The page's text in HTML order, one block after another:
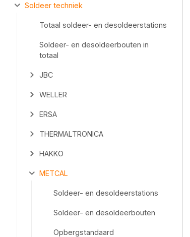
Soldeer techniek
Totaal soldeer- en desoldeerstations
Soldeer- en desoldeerbouten in
totaal
JBC
WELLER
ERSA
THERMALTRONICA
HAKKO
METCAL
Soldeer- en desoldeerstations
Soldeer- en desoldeerbouten
Opbergstandaard